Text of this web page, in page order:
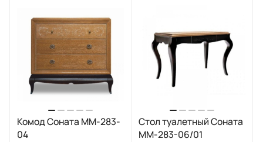
Комод Соната ММ-283-
04
Стол туалетный Соната
ММ-283-06/01